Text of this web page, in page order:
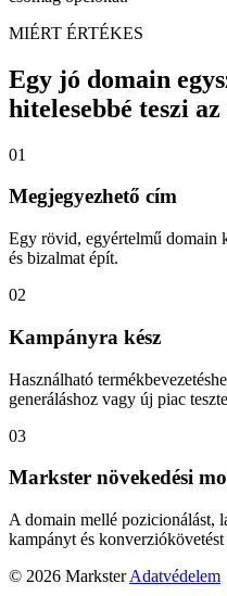
MIÉRT ÉRTÉKES
Egy jó domain
hitelesebbé teszi
01
Megjegyezhető cím
Egy rövid, egyértelmű domain
és bizalmat épít.
02
Kampányra kész
Használható
generáláshoz vagy új piac
03
Markster növekedési
A domain mellé pozicionálást,
kampányt és
© 2026 Markster Adatvédelem